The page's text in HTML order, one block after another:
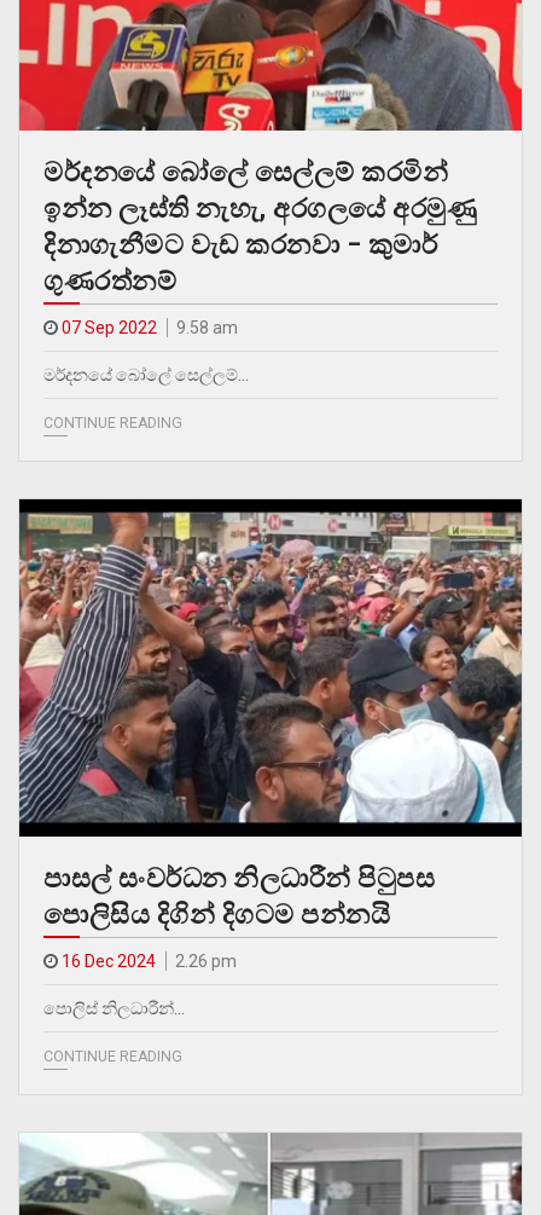
මර්දනයේ බෝලේ සෙල්ලම් කරමින්
ඉන්න ලෑස්ති නැහැ, අරගලයේ අරමුණු
දිනාගැනීමට වැඩ කරනවා – කුමාර්
ගුණරත්නම්
07 Sep 2022 9.58 am
මර්දනයේ බෝලේ සෙල්ලම්…
CONTINUE READING
පාසල් සංවර්ධන නිලධාරීන් පිටුපස
පොලිසිය දිගින් දිගටම පන්නයි
16 Dec 2024 2.26 pm
පොලිස් නිලධාරීන්…
CONTINUE READING